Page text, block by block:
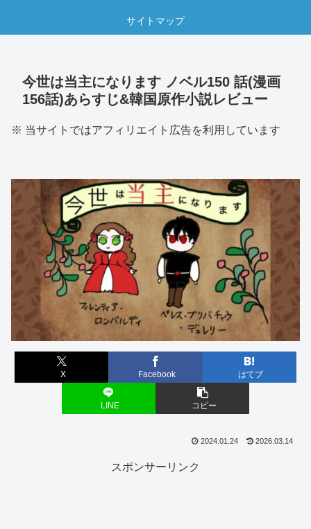
サイトマップ
今世は当主になります ノベル150 話(漫画
156話)あらすじ&韓国原作小説レビュー
※ 当サイトではアフィリエイト広告を利用しています
X Facebook はてブ
LINE コピー
2024.01.24 2026.03.14
スポンサーリンク